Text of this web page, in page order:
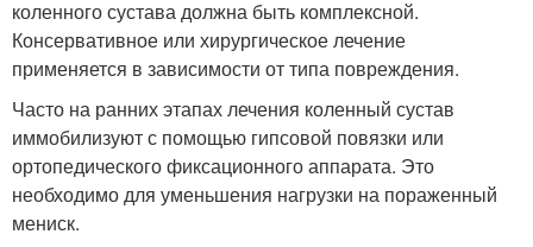
коленного сустава должна быть комплексной.
Консервативное или хирургическое лечение
применяется в зависимости от типа повреждения.
Часто на ранних этапах лечения коленный сустав
иммобилизуют с помощью гипсовой повязки или
ортопедического фиксационного аппарата. Это
необходимо для уменьшения нагрузки на пораженный
мениск.